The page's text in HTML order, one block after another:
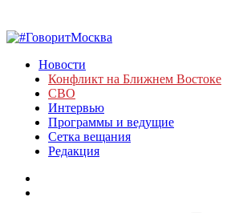
Новости
Конфликт на Ближнем Востоке
СВО
Интервью
Программы и ведущие
Сетка вещания
Редакция